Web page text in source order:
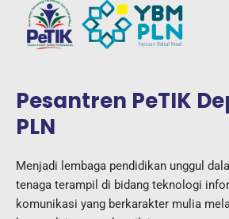
Pesantren PeTIK
PLN
Menjadi lembaga pendidikan unggul
tenaga terampil di bidang teknologi
komunikasi yang berkarakter mulia